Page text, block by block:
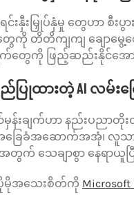
င်းနှီးမြှုပ်နှံမှု တွေဟာ စီး
တိတိကျကျ ချောမွေ့စေ
ေကို ဖြည့်ဆည်းနိုင်အော
ည်ပြုထားတဲ့ AI လမ်းက
ာ်မှန်းချက်ဟာ နည်းပည
ခြေခံအဆောက်အအုံ၊ လူသ
က် သေချာစွာ နေရာယူပြီ
မိုအသေးစိတ်ကို